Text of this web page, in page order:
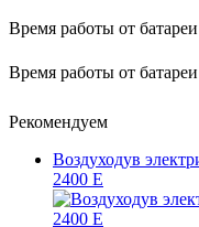
Время работы от
Время работы от
Рекомендуем
Воздуходув
2400 E